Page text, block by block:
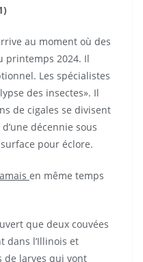
au moment où des
printemps 2024. Il
Les spécialistes
des insectes». Il
de cigales se divisent
décennie sous
pour éclore.
en même temps
que deux couvées
dans l’Illinois et
de larves qui vont